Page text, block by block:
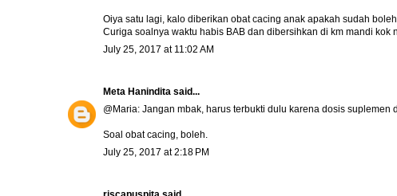
Oiya satu lagi, kalo diberikan obat cacing anak apakah sudah
Curiga soalnya waktu habis BAB dan dibersihkan di km mandi
July 25, 2017 at 11:02 AM
Meta Hanindita said...
@Maria: Jangan mbak, harus terbukti dulu karena dosis suplemen
Soal obat cacing, boleh.
July 25, 2017 at 2:18 PM